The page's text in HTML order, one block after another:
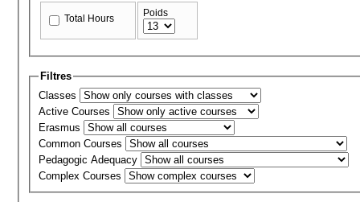
Total Hours Poids
Filtres
Classes
Active Courses
Erasmus
Common Courses
Pedagogic Adequacy
Complex Courses